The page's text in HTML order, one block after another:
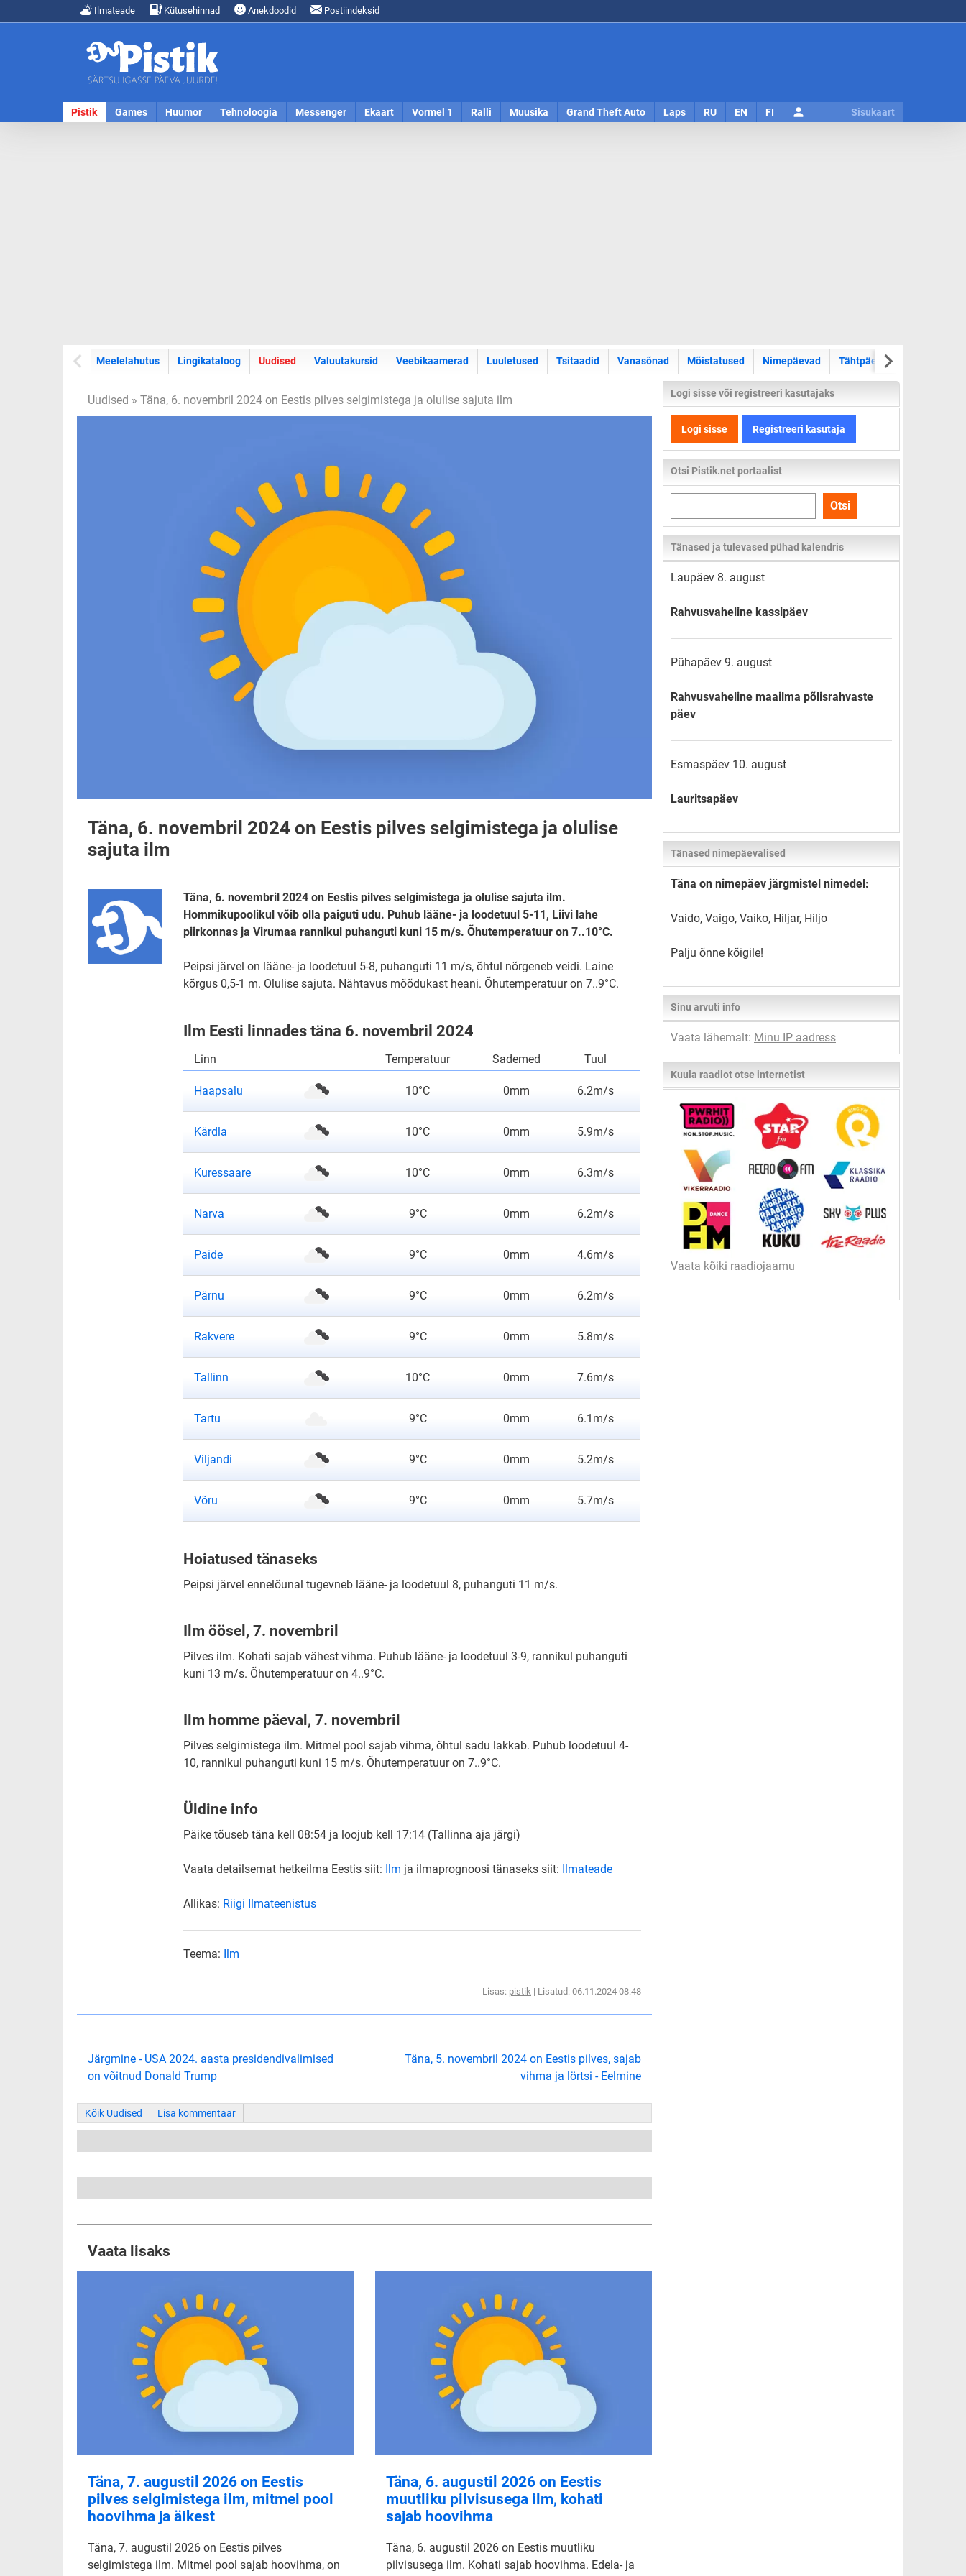
Ilmateade Kütusehinnad Anekdoodid Postiindeksid
Pistik Games Huumor Tehnoloogia Messenger Ekaart Vormel 1 Ralli Muusika Grand Theft Auto Laps RU EN FI Sisukaart
Meelelahutus Lingikataloog Uudised Valuutakursid Veebikaamerad Luuletused Tsitaadid Vanasõnad Mõistatused Nimepäevad Tähtpäevad
Uudised » Täna, 6. novembril 2024 on Eestis pilves selgimistega ja olulise sajuta ilm
Täna, 6. novembril 2024 on Eestis pilves selgimistega ja olulise
sajuta ilm
Täna, 6. novembril 2024 on Eestis pilves selgimistega ja olulise sajuta ilm.
Hommikupoolikul võib olla paiguti udu. Puhub lääne- ja loodetuul 5-11, Liivi lahe
piirkonnas ja Virumaa rannikul puhanguti kuni 15 m/s. Õhutemperatuur on 7..10°C.
Peipsi järvel on lääne- ja loodetuul 5-8, puhanguti 11 m/s, õhtul nõrgeneb veidi. Laine
kõrgus 0,5-1 m. Olulise sajuta. Nähtavus mõõdukast heani. Õhutemperatuur on 7..9°C.
Ilm Eesti linnades täna 6. novembril 2024
Linn Temperatuur Sademed Tuul
Haapsalu 10°C 0mm 6.2m/s
Kärdla 10°C 0mm 5.9m/s
Kuressaareilmateade 10°C 0mm 6.3m/s
Narva 9°C 0mm 6.2m/s
Paideilmateade 9°C 0mm 4.6m/s
Pärnu 9°C 0mm 6.2m/s
Rakvereilmateade 9°C 0mm 5.8m/s
Tallinn 10°C 0mm 7.6m/s
Tartu 9°C 0mm 6.1m/s
Viljandi 9°C 0mm 5.2m/s
Võru 9°C 0mm 5.7m/s
Hoiatused tänaseks
Peipsi järvel ennelõunal tugevneb lääne- ja loodetuul 8, puhanguti 11 m/s.
Ilm öösel, 7. novembril
Pilves ilm. Kohati sajab vähest vihma. Puhub lääne- ja loodetuul 3-9, rannikul puhanguti
kuni 13 m/s. Õhutemperatuur on 4..9°C.
Ilm homme päeval, 7. novembril
Pilves selgimistega ilm. Mitmel pool sajab vihma, õhtul sadu lakkab. Puhub loodetuul 4-
10, rannikul puhanguti kuni 15 m/s. Õhutemperatuur on 7..9°C.
Üldine info
Päike tõuseb täna kell 08:54 ja loojub kell 17:14 (Tallinna aja järgi)
Vaata detailsemat hetkeilma Eestis siit: Ilm ja ilmaprognoosi tänaseks siit: Ilmateade
Allikas: Riigi Ilmateenistus
Teema: Ilm
Lisas: pistik | Lisatud: 06.11.2024 08:48
Järgmine - USA 2024. aasta presidendivalimised
on võitnud Donald Trump
Täna, 5. novembril 2024 on Eestis pilves, sajab
vihma ja lörtsi - Eelmine
Kõik Uudised Lisa kommentaar
Vaata lisaks
Täna, 7. augustil 2026 on Eestis
pilves selgimistega ilm, mitmel pool
hoovihma ja äikest
Täna, 7. augustil 2026 on Eestis pilves
selgimistega ilm. Mitmel pool sajab hoovihma, on
Täna, 6. augustil 2026 on Eestis
muutliku pilvisusega ilm, kohati
sajab hoovihma
Täna, 6. augustil 2026 on Eestis muutliku
pilvisusega ilm. Kohati sajab hoovihma. Edela- ja
Logi sisse või registreeri kasutajaks
Logi sisse Registreeri kasutaja
Otsi Pistik.net portaalist
kogu
lehelt
Otsi
Tänased ja tulevased pühad kalendris
Laupäev 8. august
Rahvusvaheline kassipäev
Pühapäev 9. august
Rahvusvaheline maailma põlisrahvaste
päev
Esmaspäev 10. august
Lauritsapäev
Tänased nimepäevalised
Täna on nimepäev järgmistel nimedel:
Vaido, Vaigo, Vaiko, Hiljar, Hiljo
Palju õnne kõigile!
Sinu arvuti info
Vaata lähemalt: Minu IP aadress
Kuula raadiot otse internetist
Vaata kõiki raadiojaamu